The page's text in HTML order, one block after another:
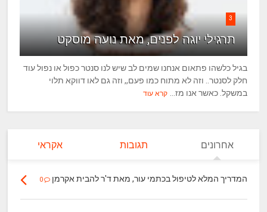
3
תרגילי יוגה לפנים, מאת נועה מוסקט
בגיל כלשהו פתאום אנחנו שמים לב שיש לנו סנטר כפול או נפול עוד
חלק לסנטר.. וזה לא מתוח כמו פעם,, וזה גם לאו דווקא תלוי
במשקל. כאשר אנו מז... קרא עוד
אחרונים תגובות אקראי
המדריך המלא לטיפול בכתמי עור, מאת ד'ר להבית אקרמן 0